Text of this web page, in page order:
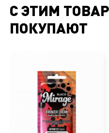
С ЭТИМ
ПОКУПАЮТ